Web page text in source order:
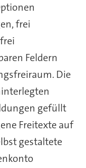
frei
Feldern
Die
gefüllt
Freitexte auf
gestaltete